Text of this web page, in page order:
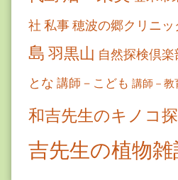
社 私事穂波の郷クリニ
島 羽黒山 自然探検倶楽
とな 講師－こども 講師－教
和吉先生のキノコ
吉先生の植物